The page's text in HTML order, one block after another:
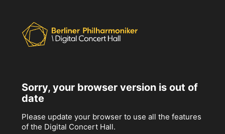
Sorry, your browser version is out of
date
Please update your browser to use all the features
of the Digital Concert Hall.